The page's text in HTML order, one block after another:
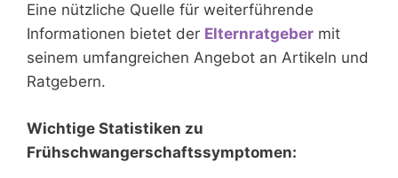
Eine nützliche Quelle für weiterführende
Informationen bietet der Elternratgeber mit
seinem umfangreichen Angebot an Artikeln und
Ratgebern.
Wichtige Statistiken zu
Frühschwangerschaftssymptomen: